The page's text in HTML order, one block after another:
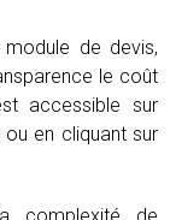
de devis,
le coût
accessible sur
ou en cliquant sur